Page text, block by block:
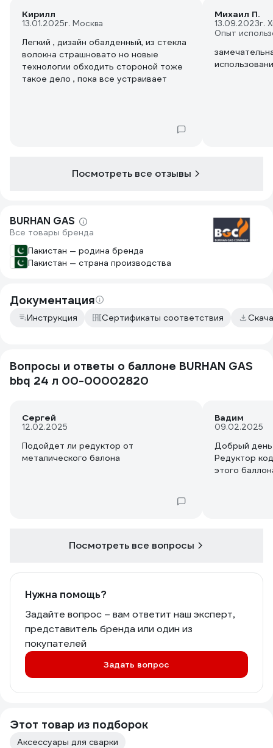
Кирилл
13.01.2025г. Москва
Легкий , дизайн обалденный, из стекла
волокна страшновато но новые
технологии обходить стороной тоже
такое дело , пока все устраивает
Михаил П.
13.09.2023г.
Опыт
Посмотреть все отзывы
BURHAN GAS
Все товары бренда
Пакистан — родина бренда
Пакистан — страна производства
Документация
Инструкция Сертификаты соответствия
Вопросы и ответы о баллоне BURHAN GAS
bbq 24 л 00-00002820
Сергей
12.02.2025
Подойдет ли редуктор от
металического балона
Вадим
09.02.2025
Добрый
Редуктор код 17277870 подойдет для
этого
Посмотреть все вопросы
Нужна помощь?
Задайте вопрос – вам ответит наш эксперт,
представитель бренда или один из
покупателей
Задать вопрос
Этот товар из подборок
Аксессуары для сварки